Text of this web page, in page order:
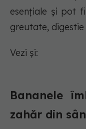
esențiale și pot
greutate,
Vezi și:
Bananele
zahăr din